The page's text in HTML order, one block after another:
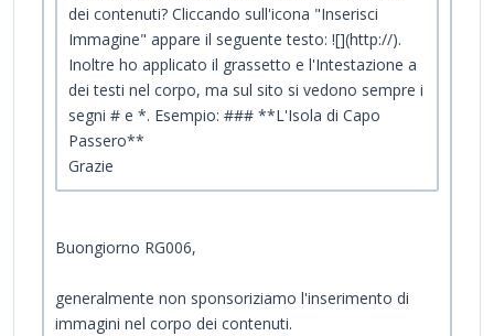
dei contenuti? Cliccando sull'icona "Inserisci
Immagine" appare il seguente testo: ![](http://).
Inoltre ho applicato il grassetto e l'Intestazione a
dei testi nel corpo, ma sul sito si vedono sempre i
segni # e *. Esempio: ### **L'Isola di Capo
Passero**
Grazie
Buongiorno RG006,
generalmente non sponsoriziamo l'inserimento di
immagini nel corpo dei contenuti.